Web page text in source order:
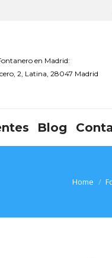
en Madrid:
2, Latina, 28047 Madrid
Blog
You are
Home